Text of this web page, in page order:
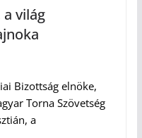
a világ
Bizottság elnöke,
Torna Szövetség
a